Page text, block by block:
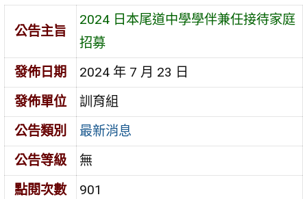
公告主旨
2024 日本尾道中學學伴兼任接待家庭
招募
發佈日期
2024 年 7 月 23 日
發佈單位
訓育組
公告類別
最新消息
公告等級
無
點閱次數
901